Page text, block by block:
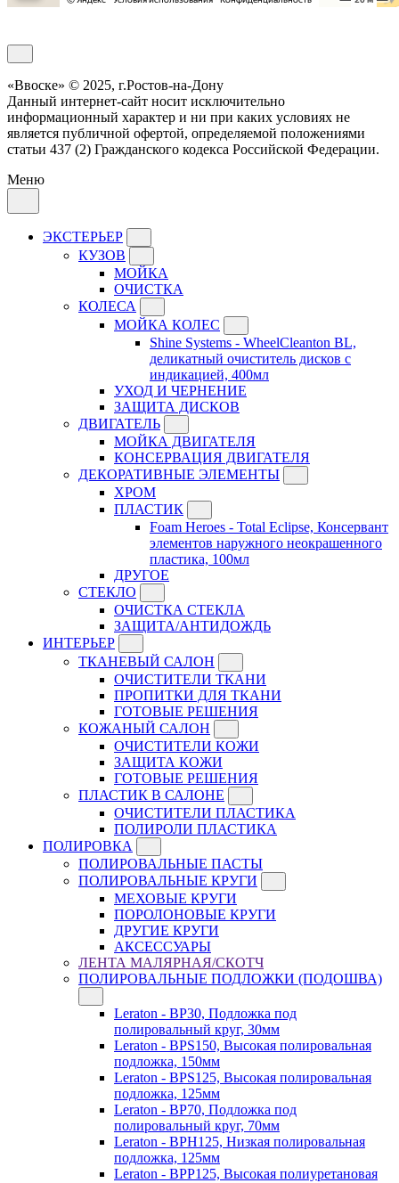
«Ввоске» © 2025, г.Ростов-на-Дону
Данный интернет-сайт носит исключительно
информационный характер и ни при каких условиях не
является публичной офертой, определяемой положениями
статьи 437 (2) Гражданского кодекса Российской Федерации.
Меню
ЭКСТЕРЬЕР
КУЗОВ
МОЙКА
ОЧИСТКА
КОЛЕСА
МОЙКА КОЛЕС
Shine Systems - WheelCleanton BL,
деликатный очиститель дисков с
индикацией, 400мл
УХОД И ЧЕРНЕНИЕ
ЗАЩИТА ДИСКОВ
ДВИГАТЕЛЬ
МОЙКА ДВИГАТЕЛЯ
КОНСЕРВАЦИЯ ДВИГАТЕЛЯ
ДЕКОРАТИВНЫЕ ЭЛЕМЕНТЫ
ХРОМ
ПЛАСТИК
Foam Heroes - Total Eclipse, Консервант
элементов наружного неокрашенного
пластика, 100мл
ДРУГОЕ
СТЕКЛО
ОЧИСТКА СТЕКЛА
ЗАЩИТА/АНТИДОЖДЬ
ИНТЕРЬЕР
ТКАНЕВЫЙ САЛОН
ОЧИСТИТЕЛИ ТКАНИ
ПРОПИТКИ ДЛЯ ТКАНИ
ГОТОВЫЕ РЕШЕНИЯ
КОЖАНЫЙ САЛОН
ОЧИСТИТЕЛИ КОЖИ
ЗАЩИТА КОЖИ
ГОТОВЫЕ РЕШЕНИЯ
ПЛАСТИК В САЛОНЕ
ОЧИСТИТЕЛИ ПЛАСТИКА
ПОЛИРОЛИ ПЛАСТИКА
ПОЛИРОВКА
ПОЛИРОВАЛЬНЫЕ ПАСТЫ
ПОЛИРОВАЛЬНЫЕ КРУГИ
МЕХОВЫЕ КРУГИ
ПОРОЛОНОВЫЕ КРУГИ
ДРУГИЕ КРУГИ
АКСЕССУАРЫ
ЛЕНТА МАЛЯРНАЯ/СКОТЧ
ПОЛИРОВАЛЬНЫЕ ПОДЛОЖКИ (ПОДОШВА)
Leraton - BP30, Подложка под
полировальный круг, 30мм
Leraton - BPS150, Высокая полировальная
подложка, 150мм
Leraton - BPS125, Высокая полировальная
подложка, 125мм
Leraton - BP70, Подложка под
полировальный круг, 70мм
Leraton - BPH125, Низкая полировальная
подложка, 125мм
Leraton - BPP125, Высокая полиуретановая